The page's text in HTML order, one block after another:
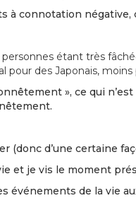
à connotation
personnes étant très
pour des Japonais,
», ce qui
(donc d’une certaine
et je vis le moment
événements de la vie